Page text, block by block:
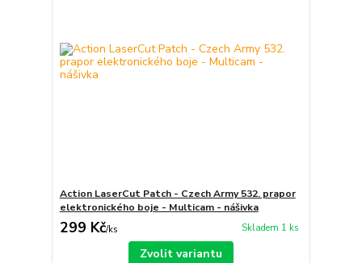
Action LaserCut Patch - Czech Army 532. prapor
elektronického boje - Multicam - nášivka
299 Kč/ks Skladem 1 ks
Zvolit variantu